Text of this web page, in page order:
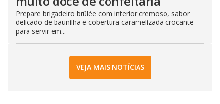
Prepare brigadeiro brûlée com interior cremoso, sabor
delicado de baunilha e cobertura caramelizada crocante
para servir em...
VEJA MAIS NOTÍCIAS